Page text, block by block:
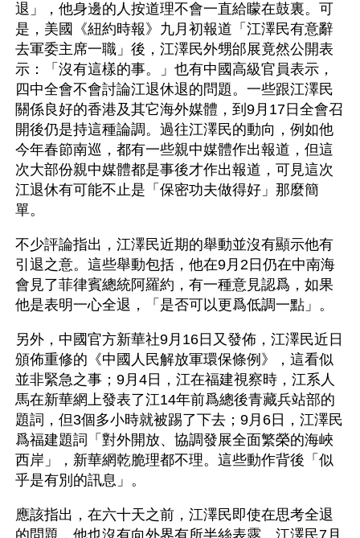
退」，他身邊的人按道理不會一直給矇在鼓裏。可
是，美國《紐約時報》九月初報道「江澤民有意辭
去軍委主席一職」後，江澤民外甥邰展竟然公開表
示：「沒有這樣的事。」也有中國高級官員表示，
四中全會不會討論江退休退的問題。一些跟江澤民
關係良好的香港及其它海外媒體，到9月17日全會召
開後仍是持這種論調。過往江澤民的動向，例如他
今年春節南巡，都有一些親中媒體作出報道，但這
次大部份親中媒體都是事後才作出報道，可見這次
江退休有可能不止是「保密功夫做得好」那麼簡
單。
不少評論指出，江澤民近期的舉動並沒有顯示他有
引退之意。這些舉動包括，他在9月2日仍在中南海
會見了菲律賓總統阿羅約，有一種意見認爲，如果
他是表明一心全退，「是否可以更爲低調一點」。
另外，中國官方新華社9月16日又發佈，江澤民近日
頒佈重修的《中國人民解放軍環保條例》，這看似
並非緊急之事；9月4日，江在福建視察時，江系人
馬在新華網上發表了江14年前爲總後青藏兵站部的
題詞，但3個多小時就被踢了下去；9月6日，江澤民
爲福建題詞「對外開放、協調發展全面繁榮的海峽
西岸」，新華網乾脆理都不理。這些動作背後「似
乎是有別的訊息」。
應該指出，在六十天之前，江澤民即使在思考全退
的問題，他也沒有向外界有所半絲表露。江澤民7月